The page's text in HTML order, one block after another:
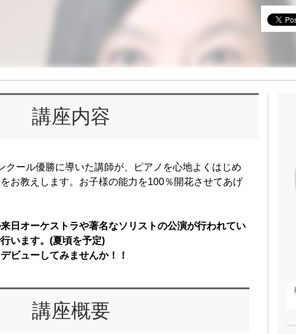
講座内容
クール優勝に導いた講師が、ピアノを心地よくはじめ
お教えします。お子様の能力を100％開花させてあげ
日オーケストラや著名なソリストの公演が行われてい
います。(夏頃を予定)
ビューしてみませんか！！
講座概要